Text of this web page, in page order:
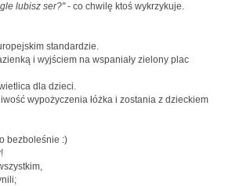
lubisz ser?"- co chwilę ktoś wykrzykuje.
standardzie.
i wyjściem na wspaniały zielony plac
dla dzieci.
wypożyczenia łóżka i zostania z dzieckiem
bezboleśnie :)